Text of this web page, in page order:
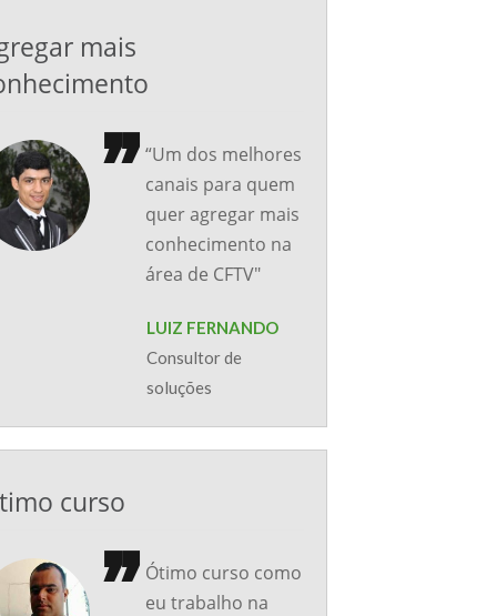
mais
“Um dos melhores
canais para quem
quer agregar mais
conhecimento na
área de CFTV"
LUIZ FERNANDO
Consultor de
soluções
curso
Ótimo curso como
eu trabalho na